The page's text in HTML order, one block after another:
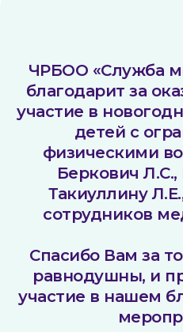
ЧРБОО «Служба
благодарит за
участие в
детей с
физическими
Беркович Л.С.,
Такиуллину
сотрудников
Спасибо Вам за
равнодушны, и
участие в нашем